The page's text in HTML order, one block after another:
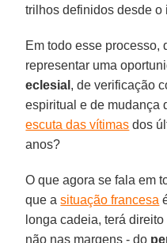
trilhos definidos desde o
Em todo esse processo,
representar uma
eclesial , de verificação
espiritual e de mudança
escuta das vítimas dos
anos?
O que agora se fala em
que asituação francesa
longa cadeia, terá
não nas margens - do